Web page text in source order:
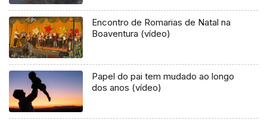
Encontro de Romarias de Natal na
Boaventura (vídeo)
Papel do pai tem mudado ao longo
dos anos (vídeo)